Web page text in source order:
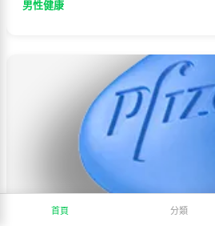
男性健康
首頁 分類